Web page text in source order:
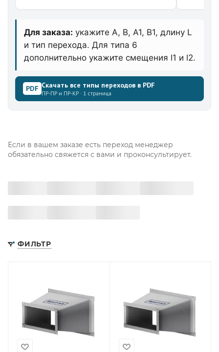
Для заказа: укажите A, B, A1, B1, длину L
и тип перехода. Для типа 6
дополнительно укажите смещения l1 и l2.
PDF Скачать все типы переходов в PDF
ПР-ПР и ПР-КР · 1 страница
Если в вашем заказе есть переход менеджер
обязательно свяжется с вами и проконсультирует.
ФИЛЬТР